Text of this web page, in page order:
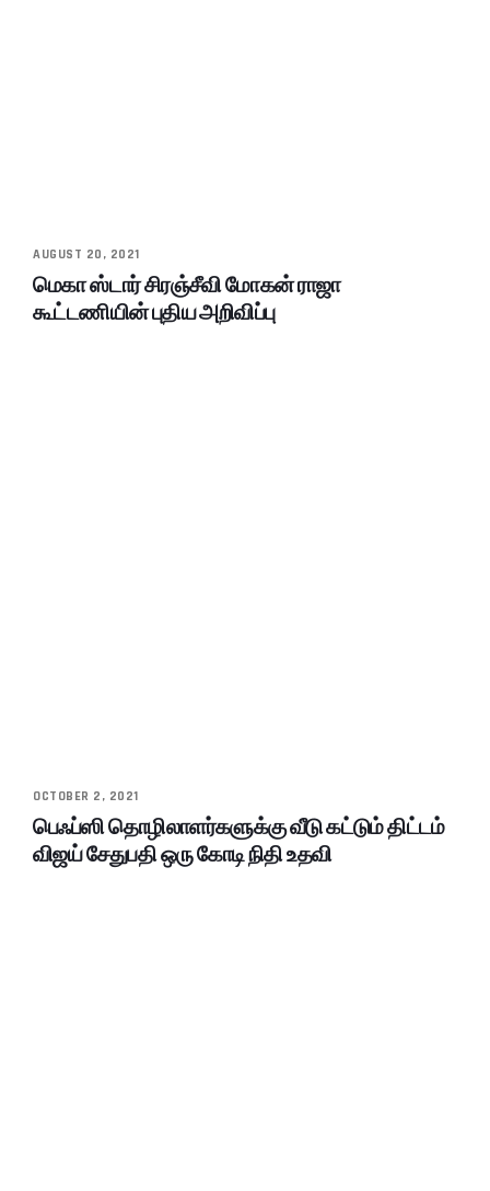
AUGUST 20, 2021
மெகா ஸ்டார் சிரஞ்சீவி மோகன் ராஜா
கூட்டணியின் புதிய அறிவிப்பு
OCTOBER 2, 2021
பெஃப்ஸி தொழிலாளர்களுக்கு வீடு கட்டும் திட்டம்
விஜய் சேதுபதி ஒரு கோடி நிதி உதவி